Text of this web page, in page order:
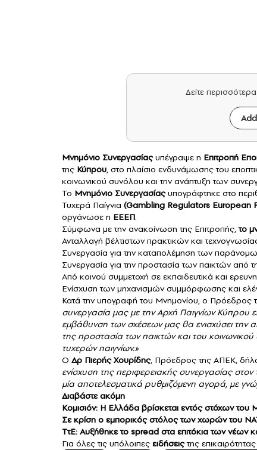
Δείτε
Μνημόνιο Συνεργασίαςυπέγραψε η Επιτροπή
της Κύπρου, στο πλαίσιο ενδυνάμωσης του
κοινωνικού συνόλου και την ανάπτυξη των
Το Μνημόνιο Συνεργασίαςυπογράφτηκε στο
Τυχερά Παίγνια (Gambling Regulators European
οργάνωσε η ΕΕΕΠ.
Σύμφωνα με την ανακοίνωση της Επιτροπής,το
Ανταλλαγή βέλτιστων πρακτικών και
Συνεργασία για την καταπολέμηση των
Συνεργασία για την προστασία των παικτών από
Από κοινού συμμετοχή σε εκπαιδευτικά και
Ενίσχυση των μηχανισμών συμμόρφωσης και
Κατά την υπογραφή του Μνημονίου, ο Πρόεδρος
συνεργασία μας με την Αρχή Παιγνίων Κύπρου
εμβάθυνση των σχέσεων μας θα ενισχύσει την
της προστασία των παικτών και του
τυχερών παιγνίων.»
Ο Δρ Πιερής Χουρίδης, Πρόεδρος της ΑΠΕΚ,
ενίσχυση της περιφερειακής συνεργασίας
μία αποτελεσματικά ρυθμιζόμενη αγορά, με
Διαβάστε ακόμη
Κομισιόν: Η Ελλάδα βρίσκεται εντός στόχων
Σε κρίση ο εμπορικός στόλος των χωρών του
ΤτΕ: Αυξήθηκε το spread στα επιτόκια των
Για όλες τις υπόλοιπες ειδήσειςτης